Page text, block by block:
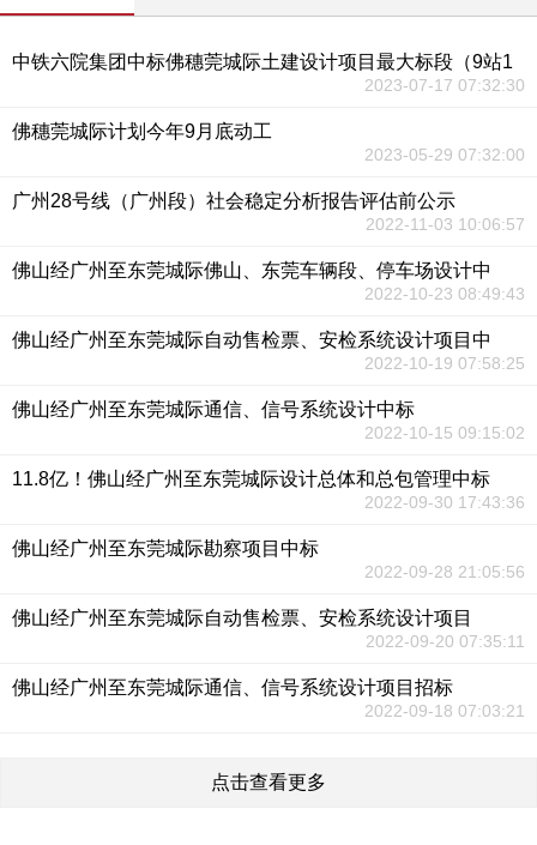
中铁六院集团中标佛穗莞城际土建设计项目最大标段（9站1
2023-07-17 07:32:30
佛穗莞城际计划今年9月底动工
2023-05-29 07:32:00
广州28号线（广州段）社会稳定分析报告评估前公示
2022-11-03 10:06:57
佛山经广州至东莞城际佛山、东莞车辆段、停车场设计中
2022-10-23 08:49:43
佛山经广州至东莞城际自动售检票、安检系统设计项目中
2022-10-19 07:58:25
佛山经广州至东莞城际通信、信号系统设计中标
2022-10-15 09:15:02
11.8亿！佛山经广州至东莞城际设计总体和总包管理中标
2022-09-30 17:43:36
佛山经广州至东莞城际勘察项目中标
2022-09-28 21:05:56
佛山经广州至东莞城际自动售检票、安检系统设计项目
2022-09-20 07:35:11
佛山经广州至东莞城际通信、信号系统设计项目招标
2022-09-18 07:03:21
点击查看更多